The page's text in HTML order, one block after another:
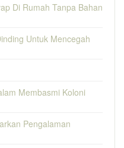
Di Rumah Tanpa Bahan
Untuk Mencegah
Membasmi Koloni
Pengalaman